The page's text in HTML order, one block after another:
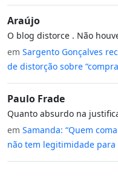
Araújo
O blog distorce . Não
em Sargento Gonçalves
de distorção sobre
Paulo Frade
Quanto absurdo na
em Samanda: “Quem
não tem legitimidade para